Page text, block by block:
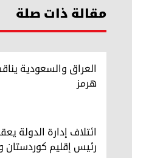
مقالة ذات صلة
العراق والسعودية
هرمز
ائتلاف إدارة الدولة
رئيس إقليم كوردستان